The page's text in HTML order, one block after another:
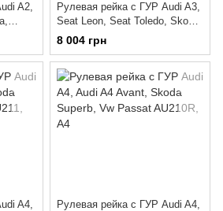
A2,
Рулевая рейка с ГУР Audi A3,
Seat Leon, Seat Toledo, Skoda
Octavia, Vw Bora, Vw Golf, Vw
New Beetle AU209R
8 004 грн
A4,
Рулевая рейка с ГУР Audi A4,